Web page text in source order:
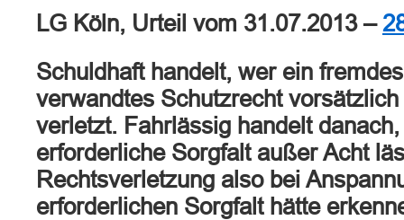
LG Köln, Urteil vom 31.07.2013 –
Schuldhaft handelt, wer ein
verwandtes Schutzrecht
verletzt. Fahrlässig handelt
erforderliche Sorgfalt außer Acht
Rechtsverletzung also bei
erforderlichen Sorgfalt hätte